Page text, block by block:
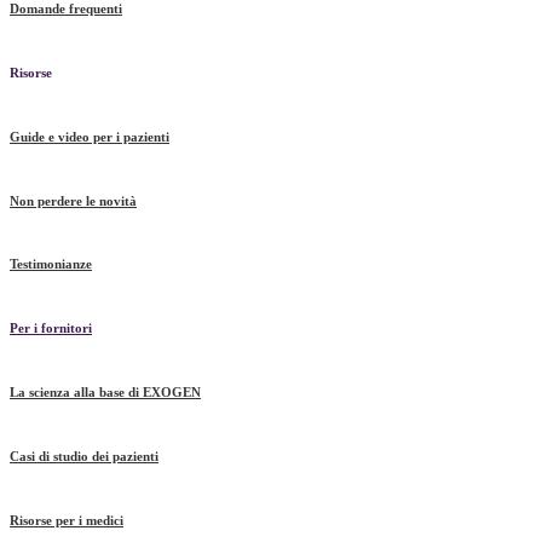
Domande frequenti
Risorse
Guide e video per i pazienti
Non perdere le novità
Testimonianze
Per i fornitori
La scienza alla base di EXOGEN
Casi di studio dei pazienti
Risorse per i medici